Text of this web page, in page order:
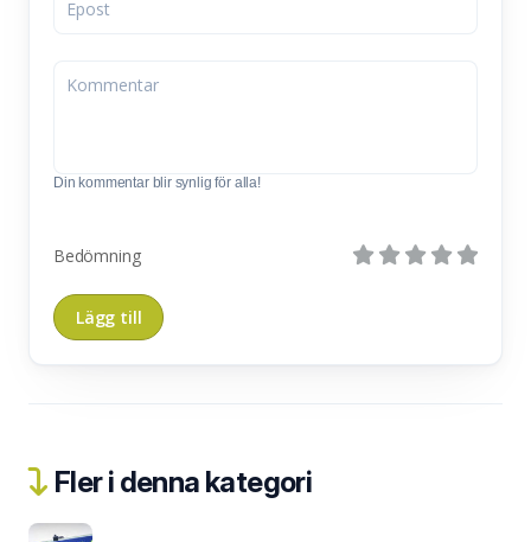
Din kommentar blir synlig för alla!
Bedömning
Fler i denna kategori